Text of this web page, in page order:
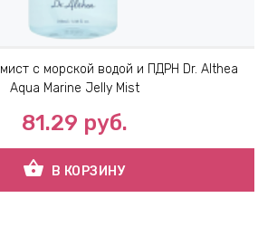
с морской водой и ПДРН Dr. Althea
Aqua Marine Jelly Mist
81.29 руб.
shopping_basket В КОРЗИНУ